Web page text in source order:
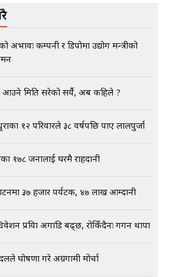
अभावः कम्पनी र डिपोमा उद्योग मन्त्रीको
आउने मिति सरेको सर्यै, अब कहिले ?
१२ परिवारले ३८ वर्षपछि पाए लालपुर्जा
१७८ जनालाई घरमै राहदानी
३७ हजार पर्यटक, ४७ लाख आम्दानी
प्रक्रिया अगाडि बढ्छ, रोकिँदैनः गगन थापा
घोषणा गरे अग्रगामी मोर्चा